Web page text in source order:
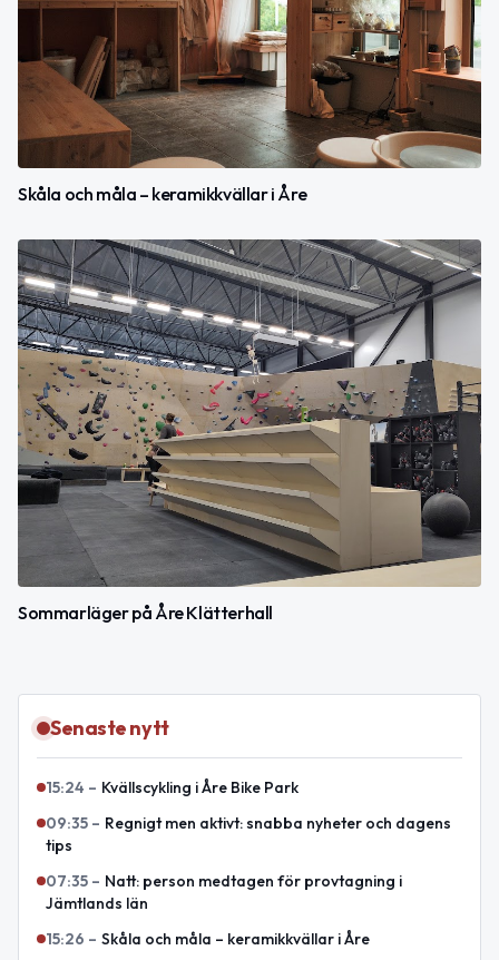
Skåla och måla – keramikkvällar i Åre
Sommarläger på Åre Klätterhall
Senaste nytt
15:24 – Kvällscykling i Åre Bike Park
09:35 – Regnigt men aktivt: snabba nyheter och dagens
tips
07:35 – Natt: person medtagen för provtagning i
Jämtlands län
15:26 – Skåla och måla – keramikkvällar i Åre